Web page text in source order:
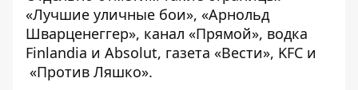
«Лучшие уличные бои», «Арнольд
Шварценеггер», канал «Прямой», водка
Finlandia и Absolut, газета «Вести», KFC и
«Против Ляшко».